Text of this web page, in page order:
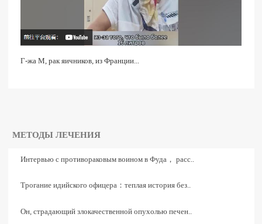
Г-жа M, рак яичников, из Франции...
МЕТОДЫ ЛЕЧЕНИЯ
Интервью с противораковым воином в Фуда， расс..
Трогание идийского офицера：теплая история без..
Он, страдающий злокачественной опухолью печен..